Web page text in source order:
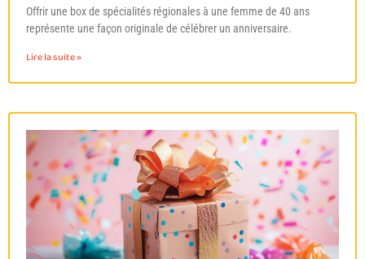
Offrir une box de spécialités régionales à une femme de 40 ans
représente une façon originale de célébrer un anniversaire.
Lire la suite »